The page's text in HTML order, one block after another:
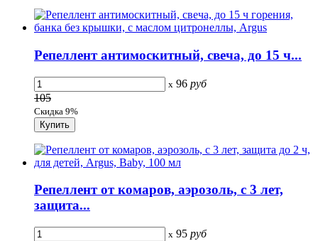
Репеллент антимоскитный, свеча, до 15 ч...
x 96 руб
105
Скидка 9%
Репеллент от комаров, аэрозоль, с 3 лет,
защита...
x 95 руб